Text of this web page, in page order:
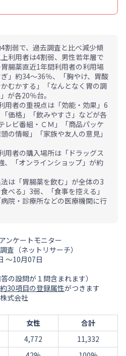
弱で、過去調査と比べ減少傾
利用者は4割弱、男性若年層で
腸薬直近1年間利用者の利用場
」約34～36％、「胸やけ、胃酸
むかする」「なんとなく胃の調
が各20％台。
者の重視点は「効能・効果」6
価格」「飲みやすさ」などが各
レビ番組・ＣＭ」「商品パッケ
の情報」「家族や友人の意見」
者の購入場所は「ドラッグス
、「オンラインショップ」が約
は「胃腸薬を飲む」が全体の3
べる」3弱、「食事を控える」
院・診療所などの医療機関に行
ンケートモニター
査（ネットリサーチ）
～10月07日
の設問が１問含まれます）
約30項目の登録属性がつきます
式会社
女性
合計
4,772
11,332